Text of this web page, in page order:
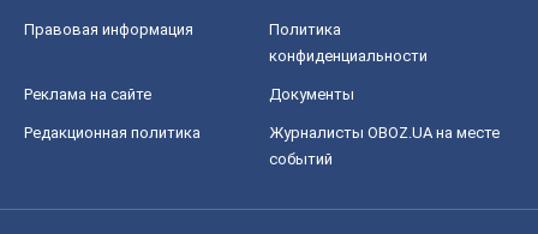
Правовая информация
Политика
конфиденциальности
Реклама на сайте Документы
Редакционная политика
Журналисты OBOZ.UA на месте
событий